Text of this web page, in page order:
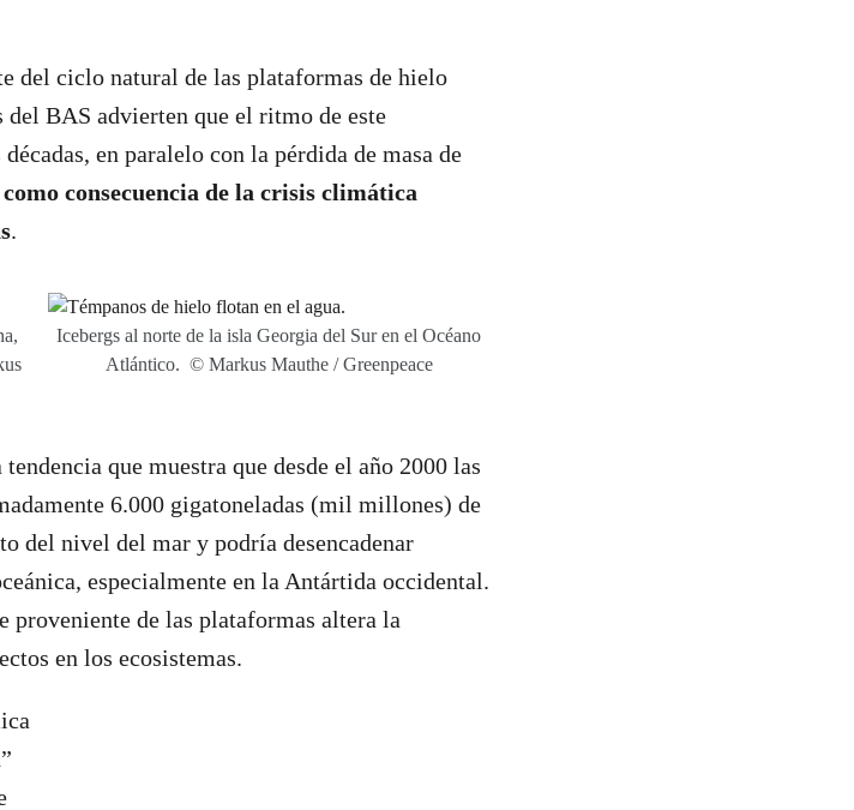
del ciclo natural de las plataformas de hielo
BAS advierten que el ritmo de este
en paralelo con la pérdida de masa de
como consecuencia de la crisis climática
.
Icebergs al norte de la isla Georgia del Sur en el Océano
Atlántico. © Markus Mauthe / Greenpeace
que muestra que desde el año 2000 las
6.000 gigatoneladas (mil millones) de
del nivel del mar y podría desencadenar
especialmente en la Antártida occidental.
proveniente de las plataformas altera la
en los ecosistemas.